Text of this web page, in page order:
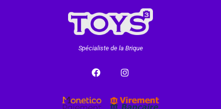
Spécialiste de la Brique